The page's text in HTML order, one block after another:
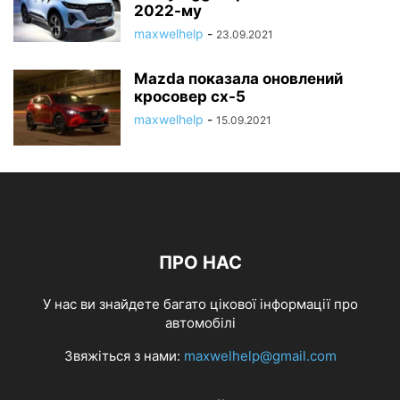
ЮМОР
2022-му
maxwelhelp - 23.09.2021
Mazda показала оновлений
кросовер cx-5
maxwelhelp - 15.09.2021
ПРО НАС
У нас ви знайдете багато цікової інформації про
автомобілі
Звяжіться з нами: maxwelhelp@gmail.com